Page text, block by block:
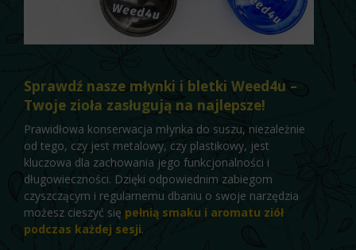
Sprawdź nasze młynki i bletki Weed4u –
Twoje zioła zasługują na najlepsze!
Prawidłowa konserwacja młynka do suszu, niezależnie
od tego, czy jest metalowy, czy plastikowy, jest
kluczowa dla zachowania jego funkcjonalności i
długowieczności. Dzięki odpowiednim zabiegom
czyszczącym i regularnemu dbaniu o swoje narzędzia
możesz cieszyć się pełnią smaku i aromatu ziół
podczas każdej sesji.